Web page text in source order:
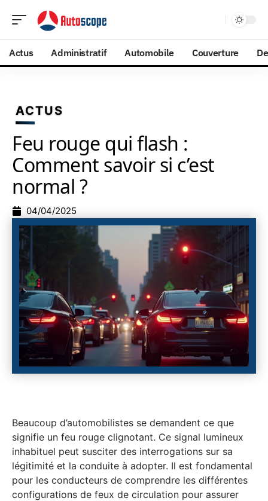
Actus Administratif Automobile Couverture
ACTUS
Feu rouge qui flash :
Comment savoir si c’est
normal ?
04/04/2025
Beaucoup d’automobilistes se demandent ce que
signifie un feu rouge clignotant. Ce signal lumineux
inhabituel peut susciter des interrogations sur sa
légitimité et la conduite à adopter. Il est fondamental
pour les conducteurs de comprendre les différentes
configurations de feux de circulation pour assurer